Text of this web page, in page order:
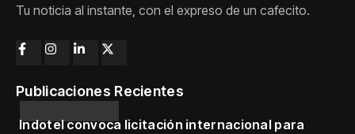
Tu noticia al instante, con el expreso de un cafecito.
Publicaciones Recientes
Indotel convoca licitación internacional para